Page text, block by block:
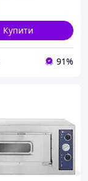
Купити
91%